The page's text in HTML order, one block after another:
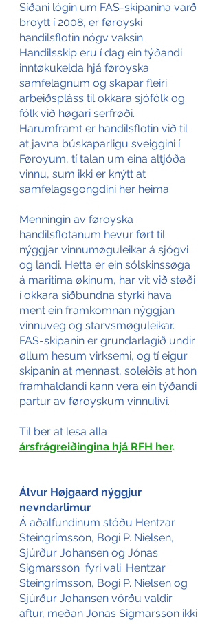
Síðani lógin um FAS-skipanina varð
broytt í 2008, er føroyski
handilsflotin nógv vaksin.
Handilsskip eru í dag ein týðandi
inntøkukelda hjá føroyska
samfelagnum og skapar fleiri
arbeiðspláss til okkara sjófólk og
fólk við høgari serfrøði.
Harumframt er handilsflotin við til
at javna búskaparligu sveiggini í
Føroyum, tí talan um eina altjóða
vinnu, sum ikki er knýtt at
samfelagsgongdini her heima.
Menningin av føroyska
handilsflotanum hevur ført til
nýggjar vinnumøguleikar á sjógvi
og landi. Hetta er ein sólskinssøga
á maritima økinum, har vit við støði
í okkara siðbundna styrki hava
ment ein framkomnan nýggjan
vinnuveg og starvsmøguleikar.
FAS-skipanin er grundarlagið undir
øllum hesum virksemi, og tí eigur
skipanin at mennast, soleiðis at hon
framhaldandi kann vera ein týðandi
partur av føroyskum vinnulívi.
Til ber at lesa alla
ársfrágreiðingina hjá RFH her.
Álvur Højgaard nýggjur
nevndarlimur
Á aðalfundinum stóðu Hentzar
Steingrímsson, Bogi P. Nielsen,
Sjúrður Johansen og Jónas
Sigmarsson  fyri vali. Hentzar
Steingrímsson, Bogi P. Nielsen og
Sjúrður Johansen vórðu valdir
aftur, meðan Jonas Sigmarsson ikki